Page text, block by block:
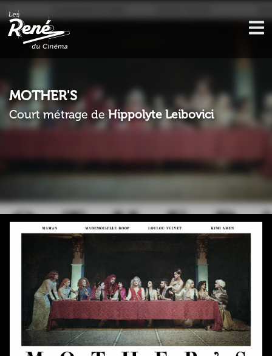
MOTHER'S
Court métrage de Hippolyte Leibovici